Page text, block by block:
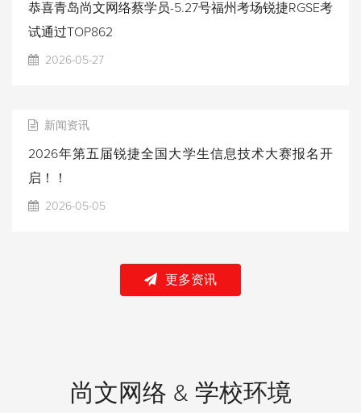
恭喜青岛尚文网络蔡学员-5.27号福州考场锐捷RGSE考
试通过TOP862
2026-05-27
新闻资讯
2026年第五届锐捷全国大学生信息技术大赛报名开
启！！
2026-05-05
更多资讯
尚文网络 & 学校环境